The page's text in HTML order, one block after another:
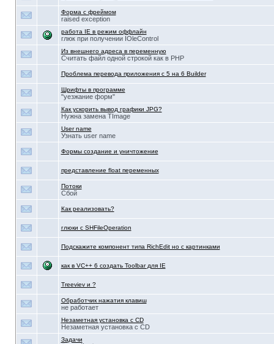
Форма с фреймом
raised exception
работа IE в режим оффлайн
глюк при получении IOleControl
Из внешнего адреса в переменную
Считать файл одной строкой как в РНР
Проблема перевода приложения с 5 на 6 Builder
Шрифты в программе
"уезжание форм"
Как ускорить вывод графики JPG?
Нужна замена TImage
User name
Узнать user name
Формы создание и уничтожение
представление float переменных
Потоки
Сбой
Как реализовать?
глюки с SHFileOperation
Подскажите компонент типа RichEdit но с картинками
как в VC++ 6 создать Toolbar для IE
Treeviev и ?
Обработчик нажатия клавиш
не работает
Незаметная установка с CD
Незаметная установка с CD
Задачи